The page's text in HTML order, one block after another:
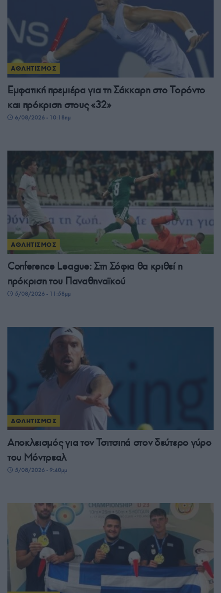
ΑΘΛΗΤΙΣΜΟΣ
Εμφατική πρεμιέρα για τη Σάκκαρη στο Τορόντο
και πρόκριση στους «32»
6/08/2026 - 10:18πμ
ΑΘΛΗΤΙΣΜΟΣ
Conference League: Στη Σόφια θα κριθεί η
πρόκριση του Παναθηναϊκού
5/08/2026 - 11:58μμ
ΑΘΛΗΤΙΣΜΟΣ
Αποκλεισμός για τον Τσιτσιπά στον δεύτερο γύρο
του Μόντρεαλ
5/08/2026 - 9:40μμ